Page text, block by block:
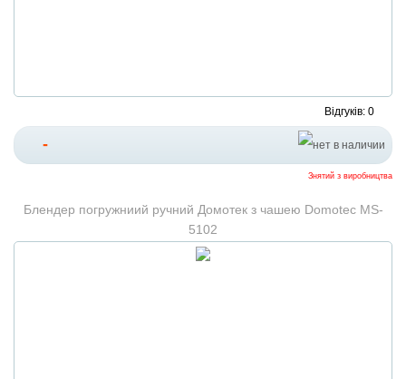
Відгуків: 0
-
Знятий з виробництва
Блендер погружниий ручний Домотек з чашею Domotec MS-
5102